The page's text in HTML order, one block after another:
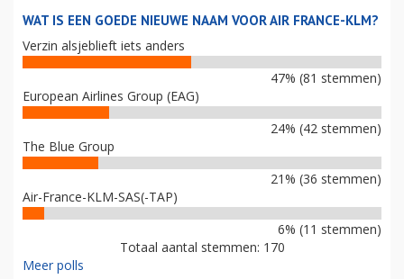
WAT IS EEN GOEDE NIEUWE NAAM VOOR AIR FRANCE-KLM?
Verzin alsjeblieft iets anders
47% (81 stemmen)
European Airlines Group (EAG)
24% (42 stemmen)
The Blue Group
21% (36 stemmen)
Air-France-KLM-SAS(-TAP)
6% (11 stemmen)
Totaal aantal stemmen: 170
Meer polls